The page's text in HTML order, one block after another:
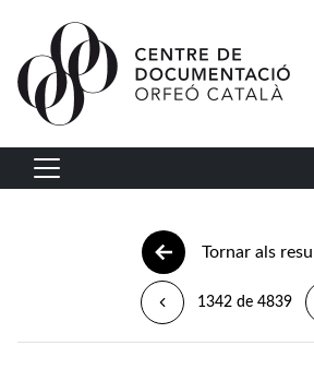
Vés al contingut
Navegació principal
Tornar als
1342 de 4839